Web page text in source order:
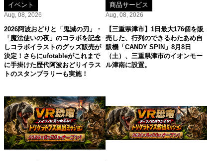
イベント
Aug, 08, 2026
2026阿波おどりと「鬼滅の刃」・
「魔法使いの夜」のコラボを記念
しコラボイラストのグッズ販売が
決定！さらにufotableがこれまで
に手掛けた歴代阿波おどりイラス
トのスタンプラリーも実施！
商品サービス
Aug, 08, 2026
【三重県津市】1日最大176個を販
売した、行列のできるわたあめ自
販機「CANDY SPIN」8月8日
（土）、三重県津市のイオンモー
ル津南に設置。